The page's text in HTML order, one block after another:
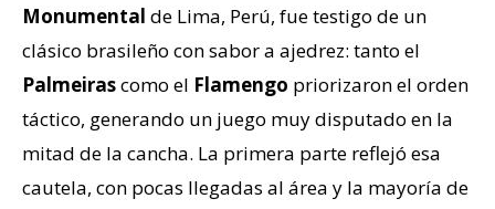
Monumental de Lima, Perú, fue testigo de un
clásico brasileño con sabor a ajedrez: tanto el
Palmeirascomo el Flamengo priorizaron el orden
táctico, generando un juego muy disputado en la
mitad de la cancha. La primera parte reflejó esa
cautela, con pocas llegadas al área y la mayoría de